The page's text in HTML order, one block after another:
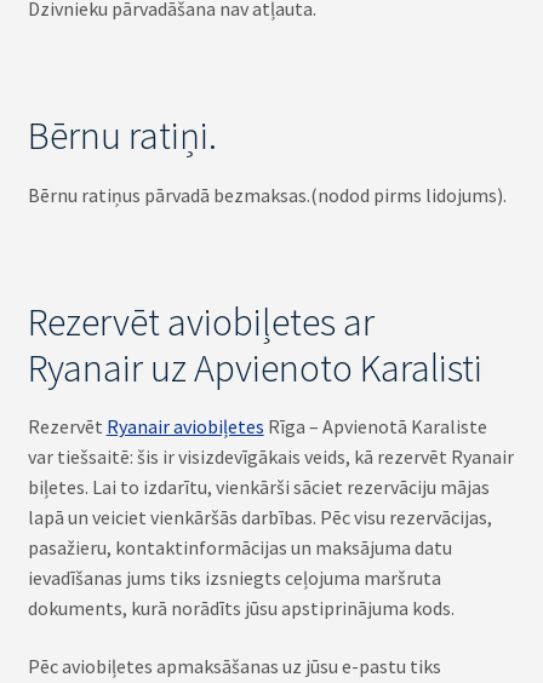
Dzivnieku pārvadāšana nav atļauta.
Bērnu ratiņi.
Bērnu ratiņus pārvadā bezmaksas.(nodod pirms lidojums).
Rezervēt aviobiļetes ar
Ryanair uz Apvienoto Karalisti
Rezervēt Ryanair aviobiļetes Rīga – Apvienotā Karaliste
var tiešsaitē: šis ir visizdevīgākais veids, kā rezervēt Ryanair
biļetes. Lai to izdarītu, vienkārši sāciet rezervāciju mājas
lapā un veiciet vienkāršās darbības. Pēc visu rezervācijas,
pasažieru, kontaktinformācijas un maksājuma datu
ievadīšanas jums tiks izsniegts ceļojuma maršruta
dokuments, kurā norādīts jūsu apstiprinājuma kods.
Pēc aviobiļetes apmaksāšanas uz jūsu e-pastu tiks